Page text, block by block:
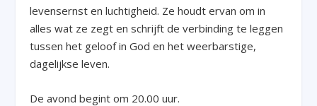
levensernst en luchtigheid. Ze houdt ervan om in
alles wat ze zegt en schrijft de verbinding te leggen
tussen het geloof in God en het weerbarstige,
dagelijkse leven.
De avond begint om 20.00 uur.